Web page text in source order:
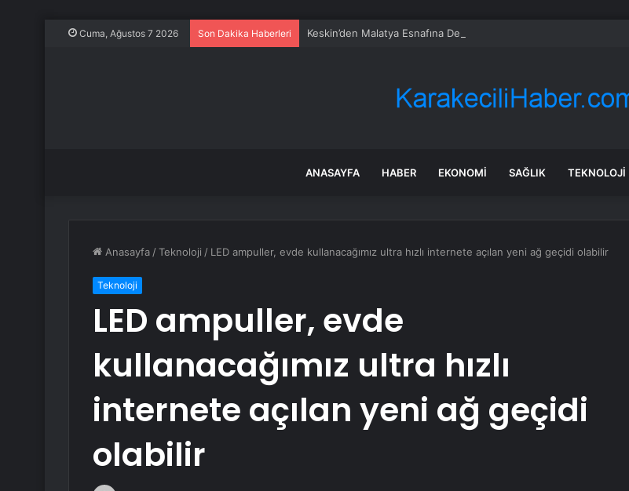
Cuma, Ağustos 7 2026 Son Dakika Haberleri Keskin’den Malatya Esnafına Destek Çağrısı
ANASAYFA HABER EKONOMI SAĞLIK TEKNOLOJI
Anasayfa /Teknoloji / LED ampuller, evde kullanacağımız ultra hızlı internete açılan yeni ağ geçidi olabilir
Teknoloji
LED ampuller, evde
kullanacağımız ultra hızlı
internete açılan yeni ağ geçidi
olabilir